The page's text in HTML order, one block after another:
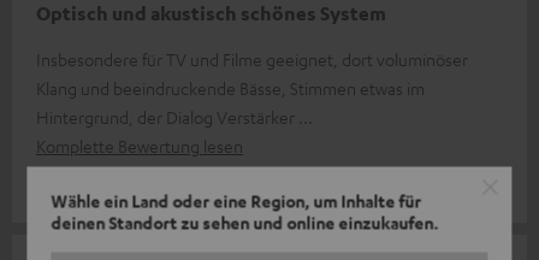
Wähle ein Land oder eine Region, um Inhalte für
deinen Standort zu sehen und online einzukaufen.
Optisch und akustisch schönes System
Insbesondere für TV und Filme geeignet, dort voluminöser
Klang und beeindruckende Bässe, Stimmen etwas im
Hintergrund, der Dialog Verstärker
Komplette Bewertung lesen